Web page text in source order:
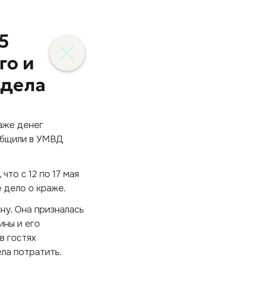
и
денег
в УМВД
с 12 по 17 мая
дело о краже.
Она призналась
и его
гостях
потратить.